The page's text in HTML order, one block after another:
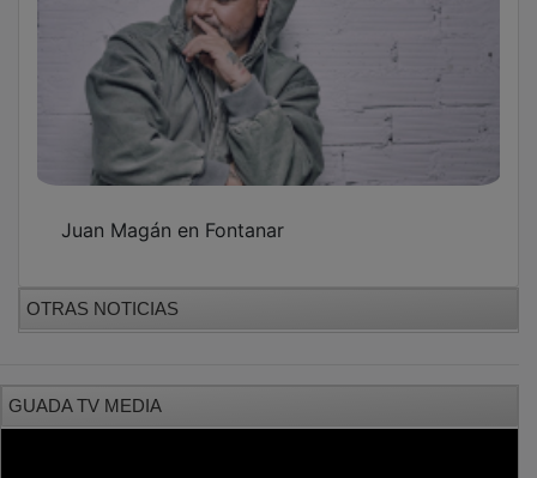
Juan Magán en Fontanar
OTRAS NOTICIAS
GUADA TV MEDIA